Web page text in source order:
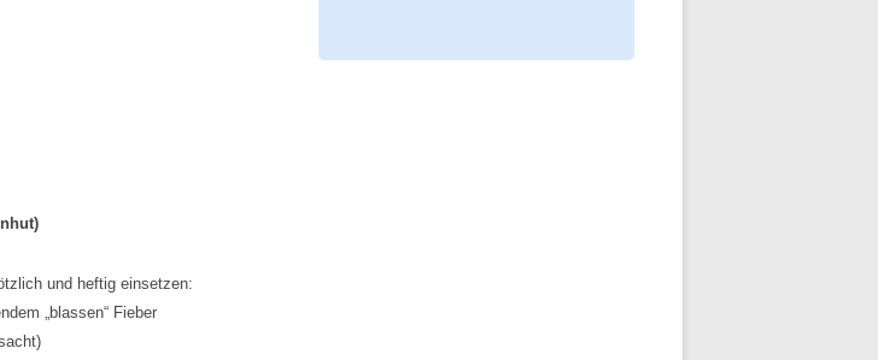
und heftig einsetzen:
„blassen“ Fieber